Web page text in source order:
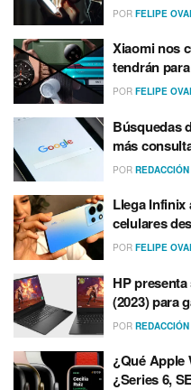
POR FELIPE
Xiaomi nos
tendrán
POR FELIPE
Búsquedas
más
POR
Llega Infinix
celulares
POR FELIPE
HP
(2023) para
POR
¿Qué Apple
¿Series 6,